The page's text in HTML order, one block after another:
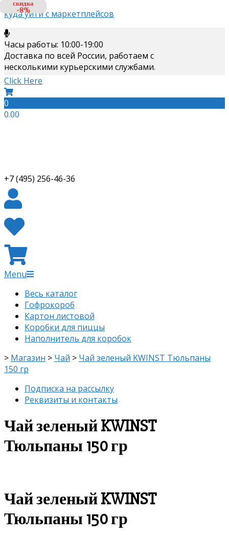
куда уйти с маркетплейсов
Skip
to
content
Часы работы: 10:00-19:00
Доставка по всей России, работаем с
несколькими курьерскими службами.
Click Here
0
0.00
+7 (495) 256-46-36
Primary
Menu
Menu
Весь каталог
Гофрокороб
Картон листовой
Коробки для пиццы
Наполнитель для коробок
> Магазин > Чай > Чай зеленый KWINST Тюльпаны
150 гр
Подписка на рассылку
Реквизиты и контакты
Чай зеленый KWINST
Тюльпаны 150 гр
Чай зеленый KWINST
Тюльпаны 150 гр
скидка
-8%